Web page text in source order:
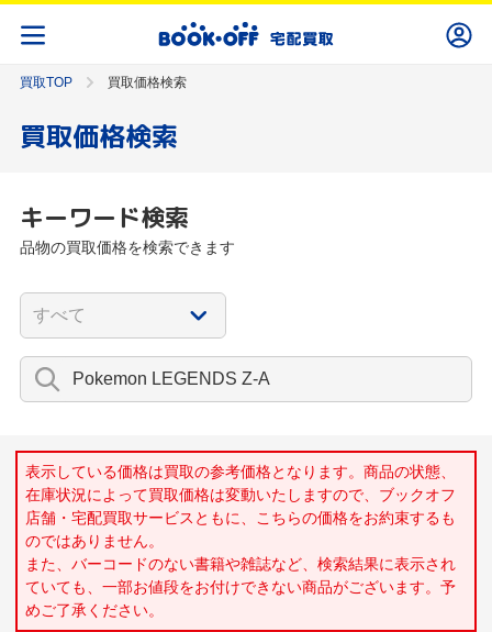
買取TOP 買取価格検索
買取価格検索
キーワード検索
品物の買取価格を検索できます
表示している価格は買取の参考価格となります。商品の状態、
在庫状況によって買取価格は変動いたしますので、ブックオフ
店舗・宅配買取サービスともに、こちらの価格をお約束するも
のではありません。
また、バーコードのない書籍や雑誌など、検索結果に表示され
ていても、一部お値段をお付けできない商品がございます。予
めご了承ください。